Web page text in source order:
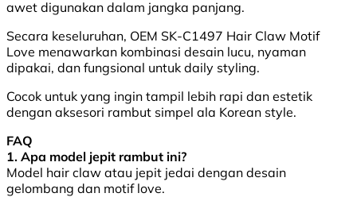
awet digunakan dalam jangka panjang.
Secara keseluruhan, OEM SK-C1497 Hair Claw Motif
Love menawarkan kombinasi desain lucu, nyaman
dipakai, dan fungsional untuk daily styling.
Cocok untuk yang ingin tampil lebih rapi dan estetik
dengan aksesori rambut simpel ala Korean style.
FAQ
1. Apa model jepit rambut ini?
Model hair claw atau jepit jedai dengan desain
gelombang dan motif love.